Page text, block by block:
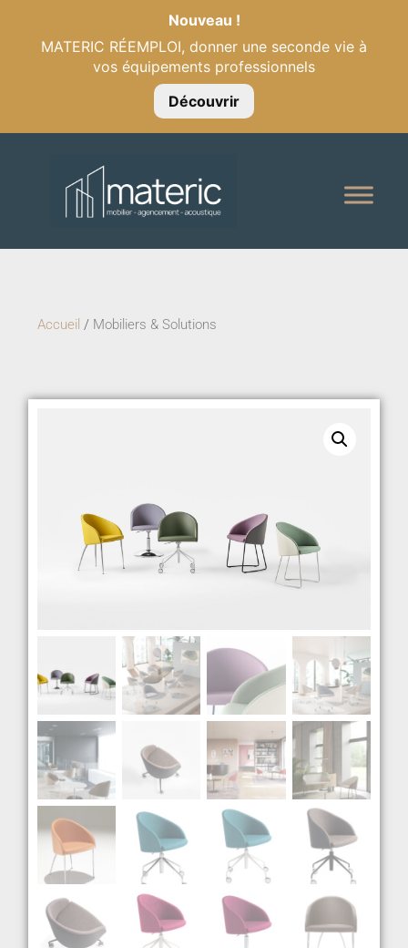
Nouveau !
MATERIC RÉEMPLOI, donner une seconde vie à
vos équipements professionnels
Découvrir
Accueil / Mobiliers & Solutions